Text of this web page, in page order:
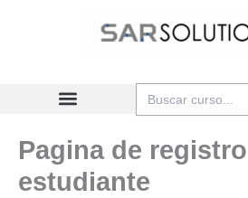
Buscar:
Pagina de
estudiante